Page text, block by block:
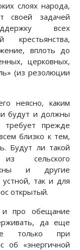
слоях народа,
своей задачей
всех
крестьянства,
вплоть до
церковных,
(из резолюции
неясно, каким
будут и должны
требует прежде
близко к тем,
Будут ли такой
сельского
и другие
так и для
открытый.
про обещание
да еще
только при
об «энергичной